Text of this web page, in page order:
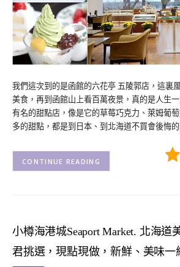
我們這次到的是函館的六花亭 五陵郭店，這裏
美食，再到函館山上看百萬夜景，真的是人生
有名的甜點店，像是它的草莓巧克力、萊姆葡
多的甜點，都是到日本、到北海道不買會後悔
CONTINUE READING
小樽海港城Seaport Market. 北海道
君挑選，現點現做，新鮮、美味一